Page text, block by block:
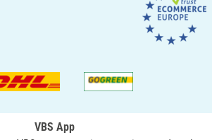
VBS App